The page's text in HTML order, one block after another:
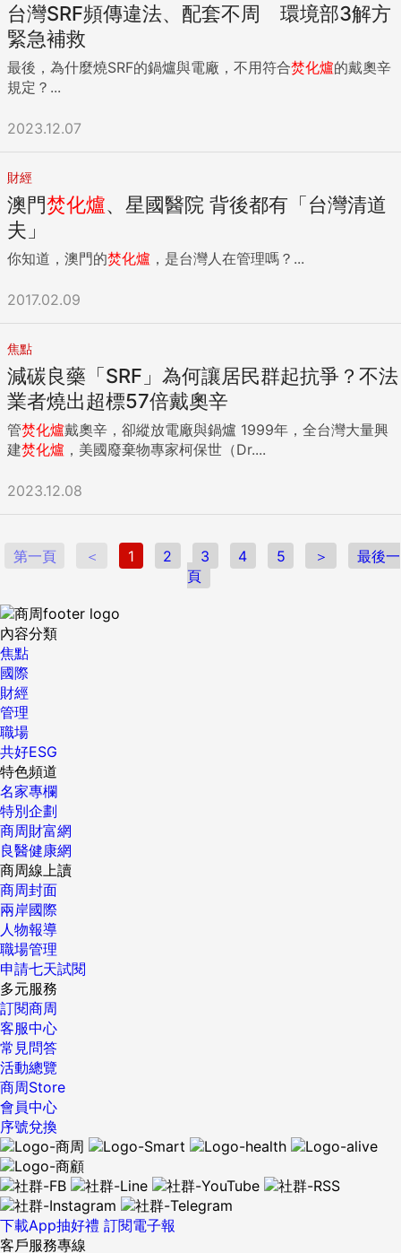
台灣SRF頻傳違法、配套不周 環境部3解方
緊急補救
最後，為什麼燒SRF的鍋爐與電廠，不用符合焚化爐的戴奧辛
規定？...
2023.12.07
財經
澳門焚化爐、星國醫院 背後都有「台灣清道
夫」
你知道，澳門的焚化爐 ，是台灣人在管理嗎？...
2017.02.09
焦點
減碳良藥「SRF」為何讓居民群起抗爭？不法
業者燒出超標57倍戴奧辛
管焚化爐戴奧辛，卻縱放電廠與鍋爐 1999年，全台灣大量興
建焚化爐 ，美國廢棄物專家柯保世（Dr....
2023.12.08
第一頁 ＜ 1 2 3 4 5 ＞
最後一
頁
內容分類
焦點
國際
財經
管理
職場
共好ESG
特色頻道
名家專欄
特別企劃
商周財富網
良醫健康網
商周線上讀
商周封面
兩岸國際
人物報導
職場管理
申請七天試閱
多元服務
訂閱商周
客服中心
常見問答
活動總覽
商周Store
會員中心
序號兌換
下載App抽好禮 訂閱電子報
客戶服務專線